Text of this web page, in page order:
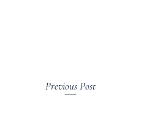
Previous Post